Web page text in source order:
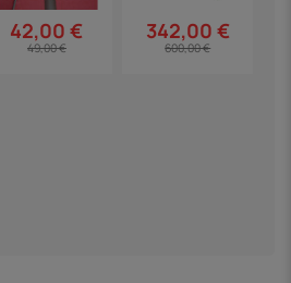
42,00 €
49,00 €
342,00 €
600,00 €